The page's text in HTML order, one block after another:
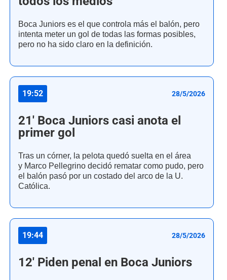
Boca Juniors es el que controla más el balón, pero
intenta meter un gol de todas las formas posibles,
pero no ha sido claro en la definición.
19:52 28/5/2026
21' Boca Juniors casi anota el
primer gol
Tras un córner, la pelota quedó suelta en el área
y Marco Pellegrino decidó rematar como pudo, pero
el balón pasó por un costado del arco de la U.
Católica.
19:44 28/5/2026
12' Piden penal en Boca Juniors